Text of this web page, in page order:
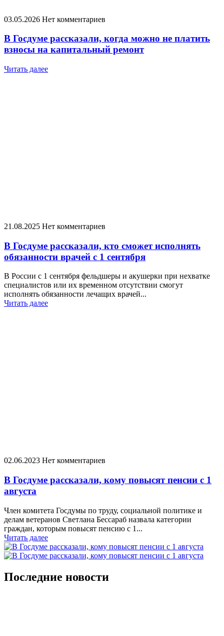
03.05.2026 Нет комментариев
В Госдуме рассказали, когда можно не платить
взносы на капитальный ремонт
Читать далее
21.08.2025 Нет комментариев
В Госдуме рассказали, кто сможет исполнять
обязанности врачей с 1 сентября
В России с 1 сентября фельдшеры и акушерки при нехватке
специалистов или их временном отсутствии смогут
исполнять обязанности лечащих врачей...
Читать далее
02.06.2023 Нет комментариев
В Госдуме рассказали, кому повысят пенсии с 1
августа
Член комитета Госдумы по труду, социальной политике и
делам ветеранов Светлана Бессараб назвала категории
граждан, которым повысят пенсию с 1...
Читать далее
Последние новости